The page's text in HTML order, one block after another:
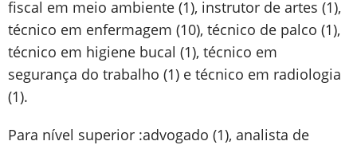
fiscal em meio ambiente (1), instrutor de artes (1),
técnico em enfermagem (10), técnico de palco (1),
técnico em higiene bucal (1), técnico em
segurança do trabalho (1) e técnico em radiologia
(1).
Para nível superior :advogado (1), analista de